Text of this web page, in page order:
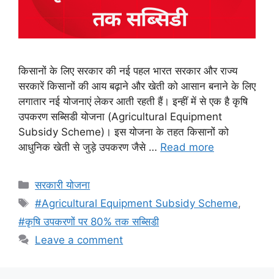
किसानों के लिए सरकार की नई पहल भारत सरकार और राज्य
सरकारें किसानों की आय बढ़ाने और खेती को आसान बनाने के लिए
लगातार नई योजनाएं लेकर आती रहती हैं। इन्हीं में से एक है कृषि
उपकरण सब्सिडी योजना (Agricultural Equipment
Subsidy Scheme)। इस योजना के तहत किसानों को
आधुनिक खेती से जुड़े उपकरण जैसे … Read more
Categories
सरकारी योजना
Tags
#Agricultural Equipment Subsidy Scheme,
#कृषि उपकरणों पर 80% तक सब्सिडी
Leave a comment